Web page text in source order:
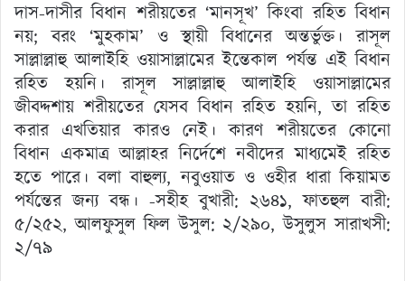
দাস-দাসীর বিধান শরীয়তের ‘মানসূখ’ কিংবা রহিত বিধান
নয়; বরং ‘মুহকাম’ ও স্থায়ী বিধানের অন্তর্ভুক্ত। রাসূল
সাল্লাল্লাহু আলাইহি ওয়াসাল্লামের ইন্তেকাল পর্যন্ত এই বিধান
রহিত হয়নি। রাসূল সাল্লাল্লাহু আলাইহি ওয়াসাল্লামের
জীবদ্দশায় শরীয়তের যেসব বিধান রহিত হয়নি, তা রহিত
করার এখতিয়ার কারও নেই। কারণ শরীয়তের কোনো
বিধান একমাত্র আল্লাহর নির্দেশে নবীদের মাধ্যমেই রহিত
হতে পারে। বলা বাহুল্য, নবুওয়াত ও ওহীর ধারা কিয়ামত
পর্যন্তের জন্য বন্ধ। -সহীহ বুখারী: ২৬৪১, ফাতহুল বারী:
৫/২৫২, আলফুসুল ফিল উসুল: ২/২৯০, উসুলুস সারাখসী:
২/৭৯